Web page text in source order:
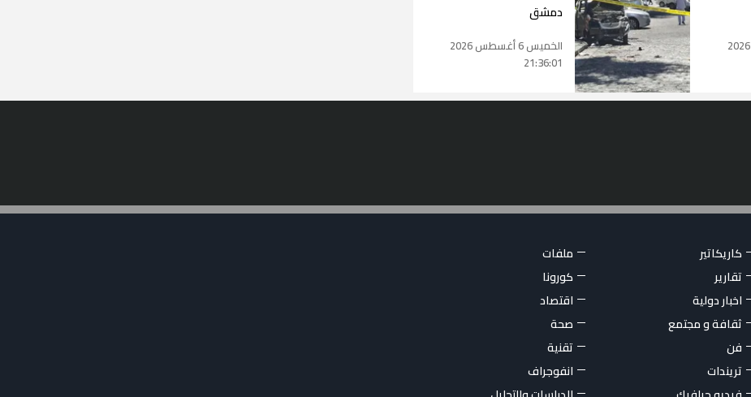
الخميس 6 أغسطس 2026
دمشق
الخميس 6 أغسطس 2026
21:36:01
كاريكاتير
ملفات
تقارير
كورونا
اخبار دولية
اقتصاد
ثقافة و مجتمع
صحة
فن
تقنية
تريندات
انفوجراف